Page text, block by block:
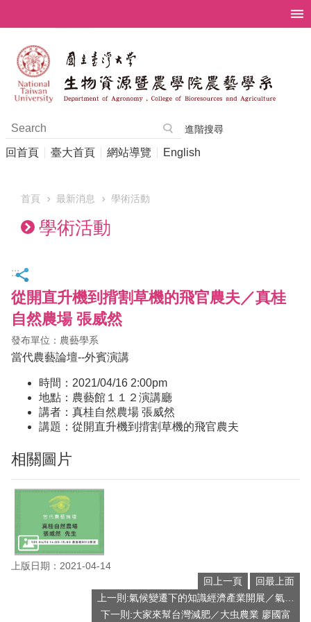
進階搜尋
回首頁 臺大首頁 網站導覽 English
首頁 最新消息 學術活動
學術活動
:::
從開直升機到揹割草機的飛官農夫／真桂
自然農場 張威然
發布單位：農藝學系
當代農藝論壇--外賓演講
時間：2021/04/16 2:00pm
地點：農藝館１１２演講廳
講者：真桂自然農場 張威然
講題：從開直升機到揹割草機的飛官農夫
相關圖片
上版日期：2021-04-14
回上一頁
回最上面
下一則:大家來幫台灣減肥／大虫農業 廖國富